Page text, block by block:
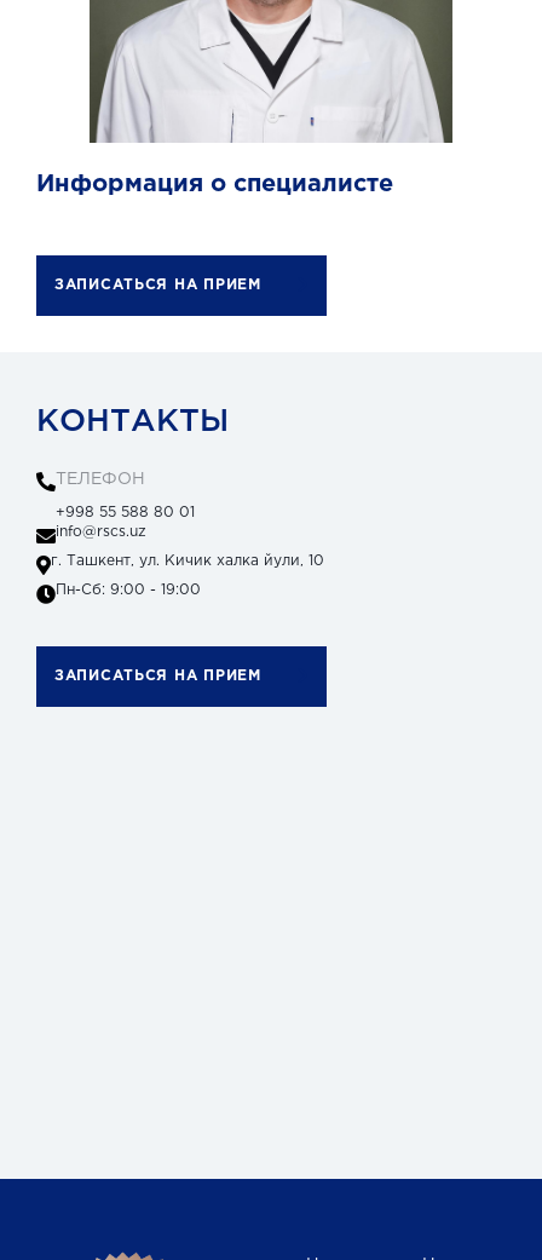
Информация о специалисте
ЗАПИСАТЬСЯ НА ПРИЕМ
КОНТАКТЫ
ТЕЛЕФОН
+998 55 588 80 01
info@rscs.uz
г. Ташкент, ул. Кичик халка йули, 10
Пн-Сб: 9:00 - 19:00
ЗАПИСАТЬСЯ НА ПРИЕМ